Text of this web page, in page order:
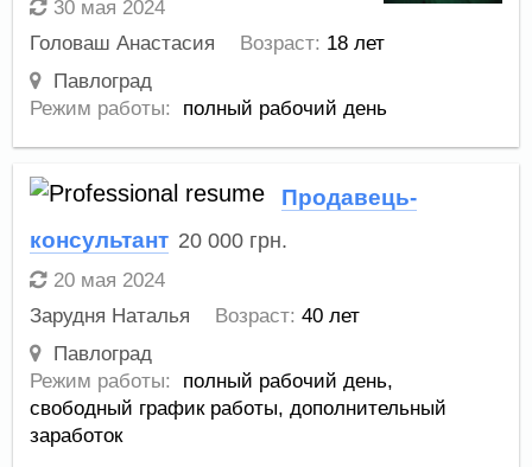
30 мая 2024
Головаш Анастасия
Возраст: 18 лет
Павлоград
Режим работы:
полный рабочий день
Продавець-
консультант 20 000 грн.
20 мая 2024
Зарудня Наталья
Возраст: 40 лет
Павлоград
Режим работы:
полный рабочий день,
свободный график работы, дополнительный
заработок